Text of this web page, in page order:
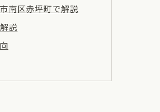
南区赤坪町で解説
説
ポイント
手続き